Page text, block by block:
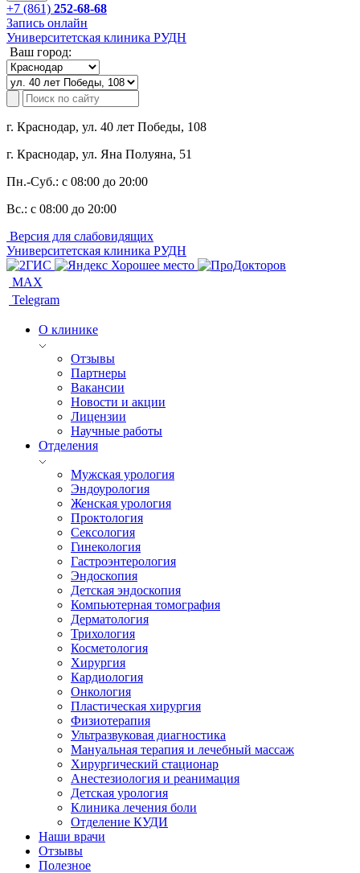
+7 (861) 252-68-68
Запись онлайн
Университетская клиника РУДН
Ваш город:
г. Краснодар, ул. 40 лет Победы, 108
г. Краснодар, ул. Яна Полуяна, 51
Пн.-Суб.: с 08:00 до 20:00
Вс.: с 08:00 до 20:00
Версия для слабовидящих
Университетская клиника РУДН
MAX
Telegram
О клинике
Отзывы
Партнеры
Вакансии
Новости и акции
Лицензии
Научные работы
Отделения
Мужская урология
Эндоурология
Женская урология
Проктология
Сексология
Гинекология
Гастроэнтерология
Эндоскопия
Детская эндоскопия
Компьютерная томография
Дерматология
Трихология
Косметология
Хирургия
Кардиология
Онкология
Пластическая хирургия
Физиотерапия
Ультразвуковая диагностика
Мануальная терапия и лечебный массаж
Хирургический стационар
Анестезиология и реанимация
Детская урология
Клиника лечения боли
Отделение КУДИ
Наши врачи
Отзывы
Полезное